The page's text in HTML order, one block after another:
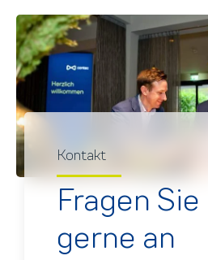
Kontakt
Fragen
gerne an